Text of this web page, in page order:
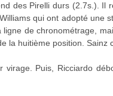
des Pirelli durs (2.7s.).
qui ont adopté une
de chronométrage,
la huitième position. Sainz
virage. Puis, Ricciardo